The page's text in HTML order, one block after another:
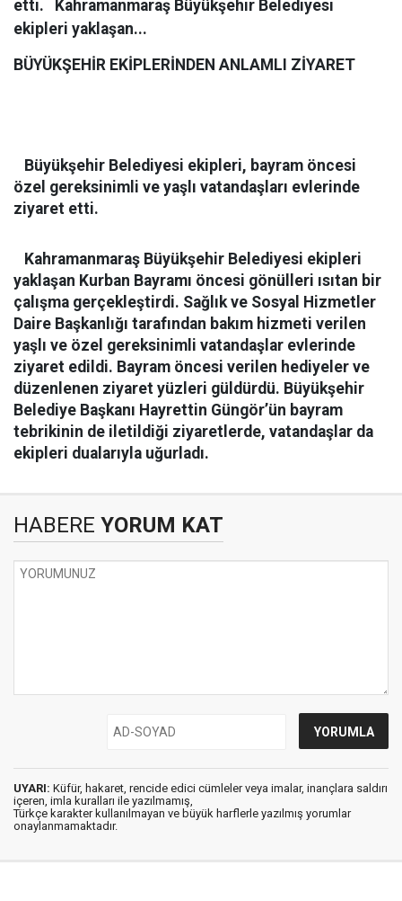
etti. Kahramanmaraş Büyükşehir Belediyesi
ekipleri yaklaşan...
BÜYÜKŞEHİR EKİPLERİNDEN ANLAMLI ZİYARET
Büyükşehir Belediyesi ekipleri, bayram öncesi
özel gereksinimli ve yaşlı vatandaşları evlerinde
ziyaret etti.
Kahramanmaraş Büyükşehir Belediyesi ekipleri
yaklaşan Kurban Bayramı öncesi gönülleri ısıtan bir
çalışma gerçekleştirdi. Sağlık ve Sosyal Hizmetler
Daire Başkanlığı tarafından bakım hizmeti verilen
yaşlı ve özel gereksinimli vatandaşlar evlerinde
ziyaret edildi. Bayram öncesi verilen hediyeler ve
düzenlenen ziyaret yüzleri güldürdü. Büyükşehir
Belediye Başkanı Hayrettin Güngör’ün bayram
tebrikinin de iletildiği ziyaretlerde, vatandaşlar da
ekipleri dualarıyla uğurladı.
HABERE YORUM KAT
UYARI: Küfür, hakaret, rencide edici cümleler veya imalar, inançlara saldırı
içeren, imla kuralları ile yazılmamış,
Türkçe karakter kullanılmayan ve büyük harflerle yazılmış yorumlar
onaylanmamaktadır.